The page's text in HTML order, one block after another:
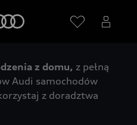
Audi
z domu, z pełną
Audi samochodów
z doradztwa